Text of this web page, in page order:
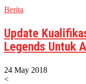
Berita
Update
Legends Untuk
24 May 2018
<